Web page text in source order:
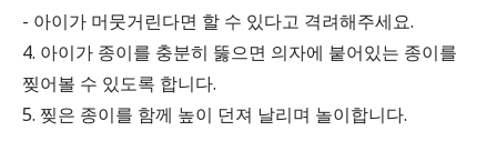
- 아이가 머뭇거린다면 할 수 있다고 격려해주세요.
4. 아이가 종이를 충분히 뚫으면 의자에 붙어있는 종이를
찢어볼 수 있도록 합니다.
5. 찢은 종이를 함께 높이 던져 날리며 놀이합니다.